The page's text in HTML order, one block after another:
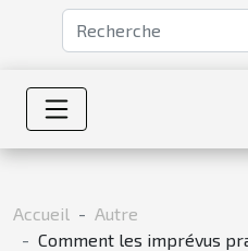
Accueil
Autre
Comment les imprévus